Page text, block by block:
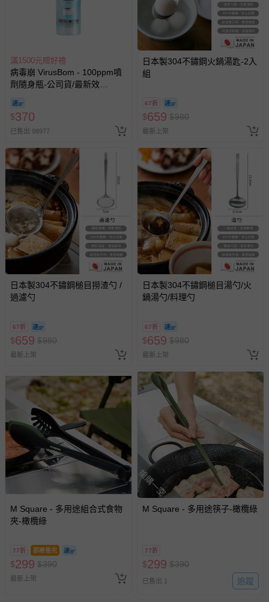
商品如因「價格、組合」等錯誤原因，導致無法安排出貨，
會主動以簡訊及mail通知訂單取消事宜，並將提供適當補
滿1500元贈好禮
病毒崩 VirusBom - 100ppm噴
劑隨身瓶-公司貨/最新效
$370
已售出 98977
日本製304不鏽鋼火鍋湯匙-2入
組
67折
$659 $980
最新上架
日本製304不鏽鋼槌目撈渣勺 /
過濾勺
67折
$659 $980
最新上架
日本製304不鏽鋼槌目湯勺/火
鍋湯勺/料理勺
67折
$659 $980
最新上架
M Square - 多用途組合式食物
夾-橄欖綠
77折 即將售完
$299 $390
最新上架
搶購一空
M Square - 多用途筷子-橄欖綠
77折
$299 $390
已售出 1 追蹤